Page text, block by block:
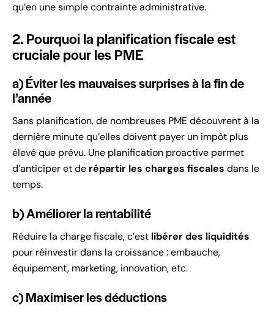
qu’en une simple contrainte administrative.
2. Pourquoi la planification fiscale est
cruciale pour les PME
a) Éviter les mauvaises surprises à la fin de
l’année
Sans planification, de nombreuses PME découvrent à la
dernière minute qu’elles doivent payer un impôt plus
élevé que prévu. Une planification proactive permet
d’anticiper et de répartir les charges fiscales dans le
temps.
b) Améliorer la rentabilité
Réduire la charge fiscale, c’est libérer des liquidités
pour réinvestir dans la croissance : embauche,
équipement, marketing, innovation, etc.
c) Maximiser les déductions